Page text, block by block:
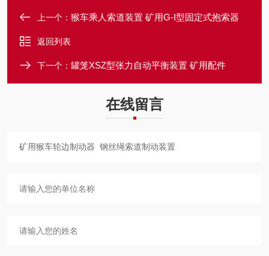
上一个： 猴车乘人索道装置 矿用G-I型固定式抱索器
返回列表
下一个： 罐笼XSZ型张力自动平衡装置 矿用配件
在线留言